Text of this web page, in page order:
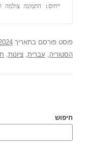
ייחוס: התמונה צולמה
פוסט פורסם בתאריך
הסטוריה
עברית ציונות
חיפוש